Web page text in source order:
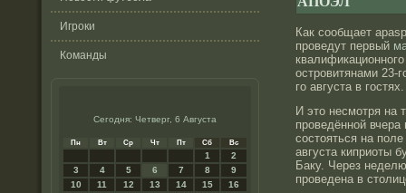
Игроки
Команды
Сегодня: Четверг, 6 Августа
Пн Вт Ср Чт Пт Сб Вс
1
2
3
4 5 6 7 8
9
10
11 12 13 14 15
16
Как сообщает
проведут первый
островитянами 23-
го августа в гостях.
И это несмотря на
проведённой
состояться на
августа киприоты
Баку. Через
проведена в